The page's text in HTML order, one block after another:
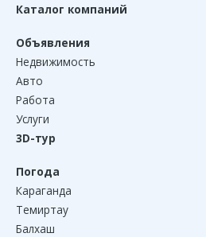
Каталог компаний
Объявления
Недвижимость
Авто
Работа
Услуги
3D-тур
Погода
Караганда
Темиртау
Балхаш